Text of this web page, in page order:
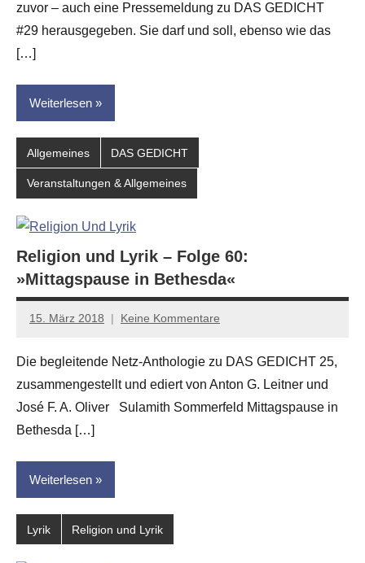
für
dasgedichtblog
zuvor – auch eine Pressemeldung zu DAS GEDICHT
#29 herausgegeben. Sie darf und soll, ebenso wie das
[…]
Weiterlesen
Allgemeines DAS GEDICHT
Veranstaltungen & Allgemeines
Religion und Lyrik – Folge 60:
»Mittagspause in Bethesda«
15. März 2018
Anton
Leitner
Keine Kommentare
Die begleitende Netz-Anthologie zu DAS GEDICHT 25,
zusammengestellt und ediert von Anton G. Leitner und
José F. A. Oliver Sulamith Sommerfeld Mittagspause in
Bethesda […]
Weiterlesen
Lyrik Religion und Lyrik